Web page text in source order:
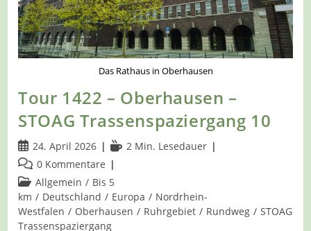
Das Rathaus in Oberhausen
Tour 1422 – Oberhausen –
STOAG Trassenspaziergang 10
Beitrag
veröffentlicht:
24. April 2026 Lesedauer:
2 Min. Lesedauer
Beitrags-
Kommentare:
0 Kommentare
Beitrags-
Kategorie:
Allgemein / Bis 5
km / Deutschland / Europa / Nordrhein-
Westfalen / Oberhausen / Ruhrgebiet / Rundweg / STOAG
Trassenspaziergang